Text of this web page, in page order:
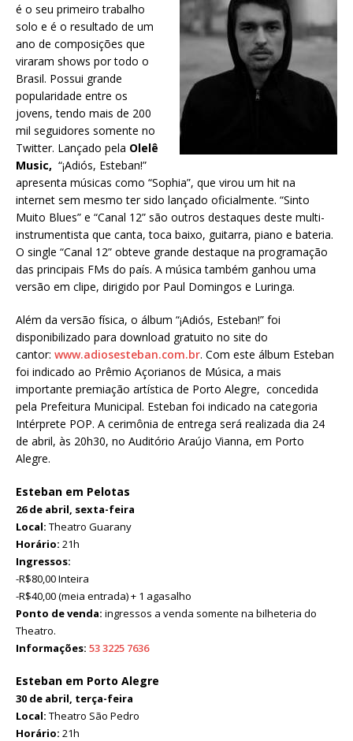
é o seu primeiro trabalho
solo e é o resultado de um
ano de composições que
viraram shows por todo o
Brasil. Possui grande
popularidade entre os
jovens, tendo mais de 200
mil seguidores somente no
Twitter. Lançado pela Olelê
Music, “¡Adiós, Esteban!”
apresenta músicas como “Sophia”, que virou um hit na
internet sem mesmo ter sido lançado oficialmente. “Sinto
Muito Blues” e “Canal 12” são outros destaques deste multi-
instrumentista que canta, toca baixo, guitarra, piano e bateria.
O single “Canal 12” obteve grande destaque na programação
das principais FMs do país. A música também ganhou uma
versão em clipe, dirigido por Paul Domingos e Luringa.
Além da versão física, o álbum “¡Adiós, Esteban!” foi
disponibilizado para download gratuito no site do
cantor: www.adiosesteban.com.br. Com este álbum Esteban
foi indicado ao Prêmio Açorianos de Música, a mais
importante premiação artística de Porto Alegre, concedida
pela Prefeitura Municipal. Esteban foi indicado na categoria
Intérprete POP. A cerimônia de entrega será realizada dia 24
de abril, às 20h30, no Auditório Araújo Vianna, em Porto
Alegre.
Esteban em Pelotas
26 de abril, sexta-feira
Local: Theatro Guarany
Horário: 21h
Ingressos:
-R$80,00 Inteira
-R$40,00 (meia entrada) + 1 agasalho
Ponto de venda: ingressos a venda somente na bilheteria do
Theatro.
Informações: 53 3225 7636
Esteban em Porto Alegre
30 de abril, terça-feira
Local: Theatro São Pedro
Horário: 21h